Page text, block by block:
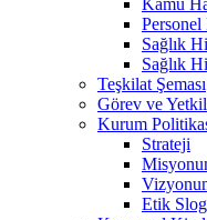
Personel
Sağlık
Sağlık
Teşkilat Şeması
Görev ve
Kurum
Strateji
Etik